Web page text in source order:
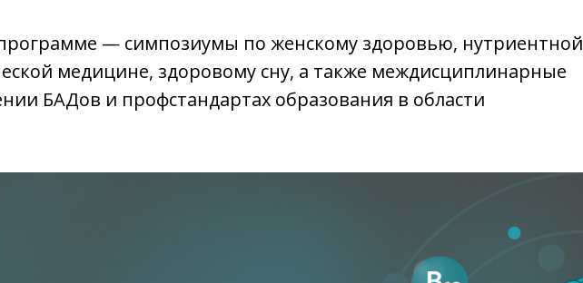
— симпозиумы по женскому здоровью, нутриентной
медицине, здоровому сну, а также междисциплинарные
БАДов и профстандартах образования в области